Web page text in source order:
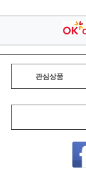
관심상품